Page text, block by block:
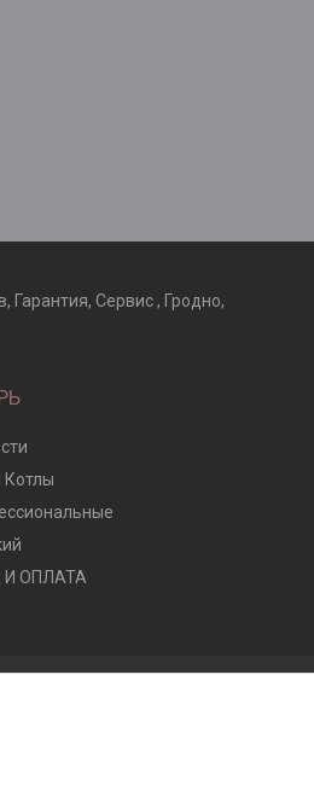
Сервис , Гродно,
Котлы
ОПЛАТА